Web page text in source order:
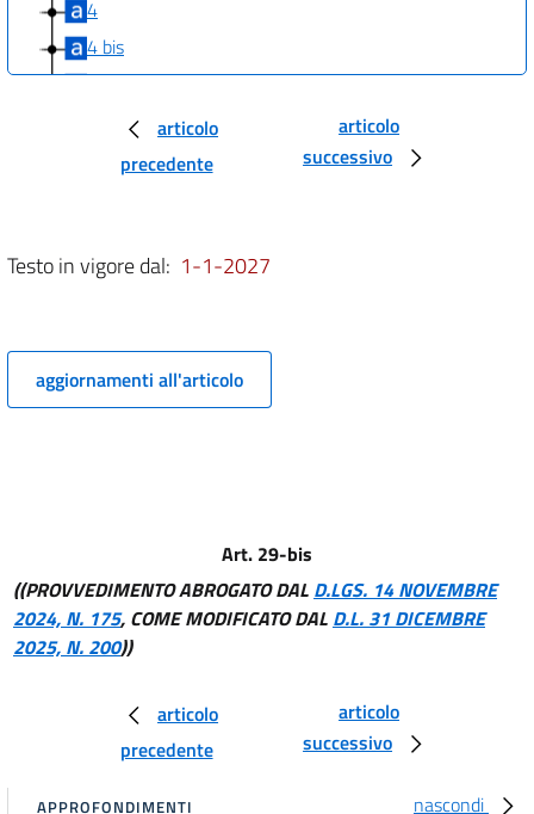
4
4 bis
4 ter
4 quater
4 quinquies
6
SECONDO GRADO))
7
8
13
13 bis
articolo
precedente
articolo
successivo
Testo in vigore dal: 1-1-2027
aggiornamenti all'articolo
Art. 29-bis
((PROVVEDIMENTO ABROGATO DAL D.LGS. 14 NOVEMBRE
2024, N. 175, COME MODIFICATO DAL D.L. 31 DICEMBRE
2025, N. 200))
articolo
precedente
articolo
successivo
nascondi
APPROFONDIMENTI